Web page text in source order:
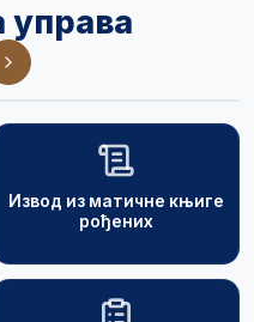
управа
Извод из матичне књиге
рођених